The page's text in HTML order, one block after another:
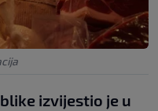
izvijestio je u